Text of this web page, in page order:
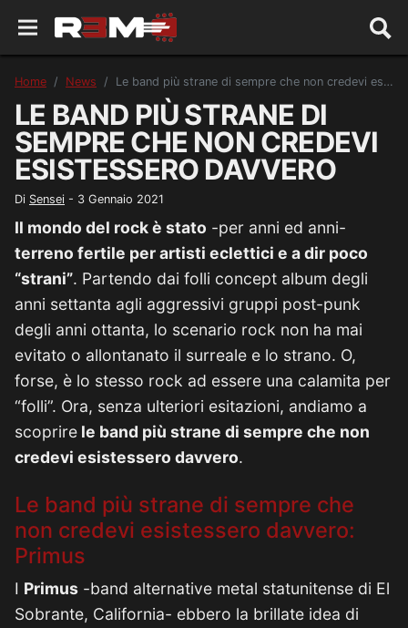
Home News Le band più strane di sempre che non credevi esistessero davvero
LE BAND PIÙ STRANE DI
SEMPRE CHE NON CREDEVI
ESISTESSERO DAVVERO
Di Sensei - 3 Gennaio 2021
Il mondo del rock è stato -per anni ed anni-
terreno fertile per artisti eclettici e a dir poco
“strani”. Partendo dai folli concept album degli
anni settanta agli aggressivi gruppi post-punk
degli anni ottanta, lo scenario rock non ha mai
evitato o allontanato il surreale e lo strano. O,
forse, è lo stesso rock ad essere una calamita per
“folli”. Ora, senza ulteriori esitazioni, andiamo a
scoprire le band più strane di sempre che non
credevi esistessero davvero.
Le band più strane di sempre che
non credevi esistessero davvero:
Primus
I Primus -band alternative metal statunitense di El
Sobrante, California- ebbero la brillate idea di